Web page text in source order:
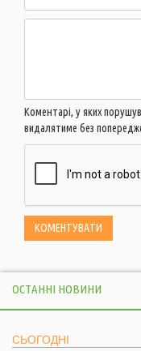
Коментарі, у яких
видалятиме без
ОСТАННІ НОВИНИ
СЬОГОДНІ